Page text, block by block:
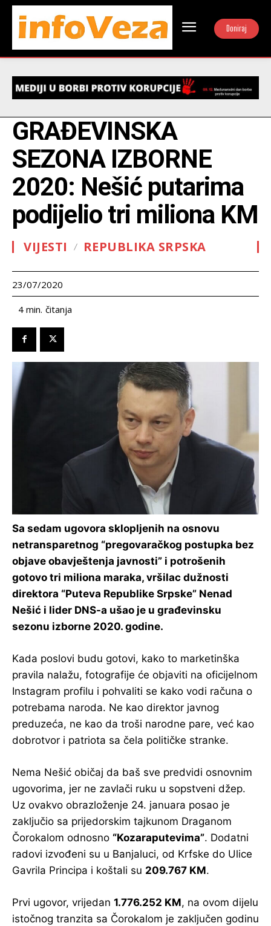
Doniraj
GRAĐEVINSKA
SEZONA IZBORNE
2020: Nešić putarima
podijelio tri miliona KM
VIJESTI REPUBLIKA SRPSKA
23/07/2020
4 min. čitanja
Sa sedam ugovora sklopljenih na osnovu
netransparetnog “pregovaračkog postupka bez
objave obavještenja javnosti” i potrošenih
gotovo tri miliona maraka, vršilac dužnosti
direktora “Puteva Republike Srpske” Nenad
Nešić i lider DNS-a ušao je u građevinsku
sezonu izborne 2020. godine.
Kada poslovi budu gotovi, kako to marketinška
pravila nalažu, fotografije će objaviti na oficijelnom
Instagram profilu i pohvaliti se kako vodi računa o
potrebama naroda. Ne kao direktor javnog
preduzeća, ne kao da troši narodne pare, već kao
dobrotvor i patriota sa čela političke stranke.
Nema Nešić običaj da baš sve predvidi osnovnim
ugovorima, jer ne zavlači ruku u sopstveni džep.
Uz ovakvo obrazloženje 24. januara posao je
zaključio sa prijedorskim tajkunom Draganom
Čorokalom odnosno “Kozaraputevima”. Dodatni
radovi izvođeni su u Banjaluci, od Krfske do Ulice
Gavrila Principa i koštali su 209.767 KM.
Prvi ugovor, vrijedan 1.776.252 KM, na ovom dijelu
istočnog tranzita sa Čorokalom je zaključen godinu